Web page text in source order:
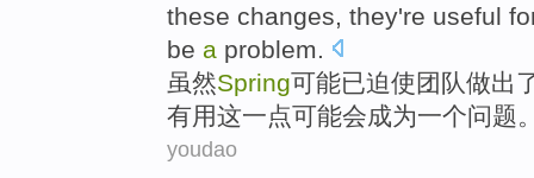
these changes they're useful
be a problem
虽然Spring可能已迫使团队做出
有用这一点可能会成为一个问题
youdao